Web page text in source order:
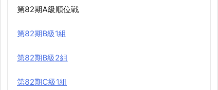
第82期A級順位戦
第82期B級1組
第82期B級2組
第82期C級1組